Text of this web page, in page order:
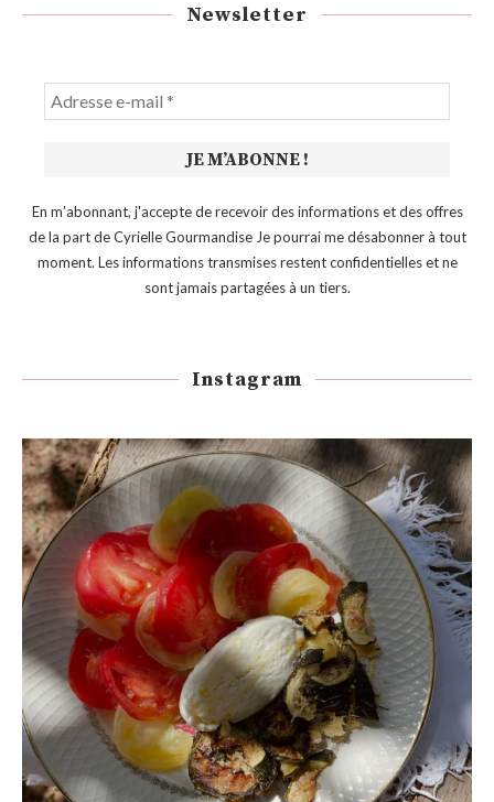
Newsletter
En m’abonnant, j'accepte de recevoir des informations et des offres
de la part de Cyrielle Gourmandise Je pourrai me désabonner à tout
moment. Les informations transmises restent confidentielles et ne
sont jamais partagées à un tiers.
Instagram